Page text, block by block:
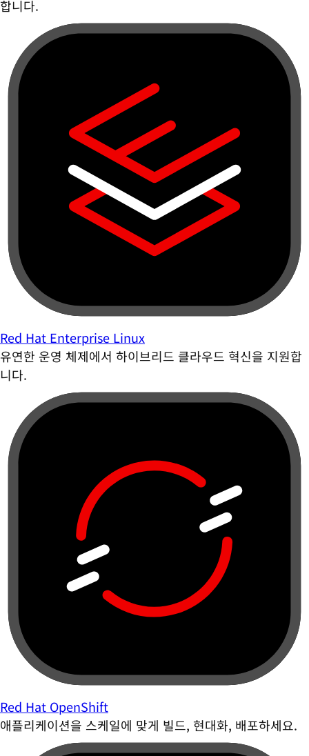
합니다.
Red Hat Enterprise Linux
유연한 운영 체제에서 하이브리드 클라우드 혁신을 지원합
니다.
Red Hat OpenShift
애플리케이션을 스케일에 맞게 빌드, 현대화, 배포하세요.